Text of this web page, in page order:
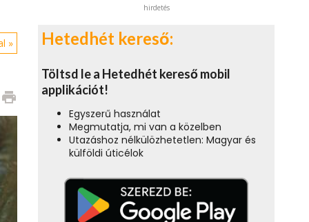
»
print
hirdetés
Hetedhét kereső:
Töltsd le a Hetedhét kereső mobil
applikációt!
Egyszerű használat
Megmutatja, mi van a közelben
Utazáshoz nélkülözhetetlen: Magyar és
külföldi úticélok